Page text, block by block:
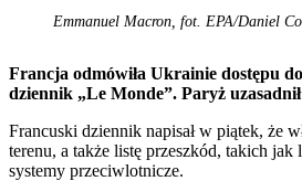
Emmanuel Macron, fot. EPA/Daniel
Francja odmówiła Ukrainie dostępu
dziennik „Le Monde”. Paryż
Francuski dziennik napisał w piątek, że
terenu, a także listę przeszkód, takich
systemy przeciwlotnicze.